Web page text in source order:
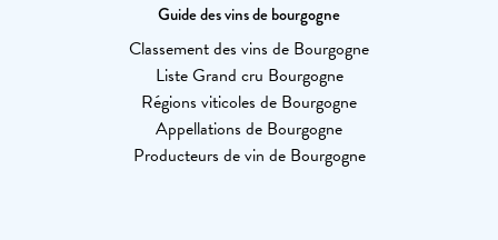
Guide des vins de bourgogne
Classement des vins de Bourgogne
Liste Grand cru Bourgogne
Régions viticoles de Bourgogne
Appellations de Bourgogne
Producteurs de vin de Bourgogne